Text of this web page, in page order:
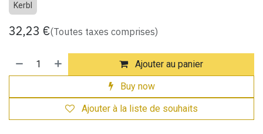
Kerbl
32,23 €(Toutes taxes comprises)
Ajouter au panier
Buy now
Ajouter à la liste de souhaits